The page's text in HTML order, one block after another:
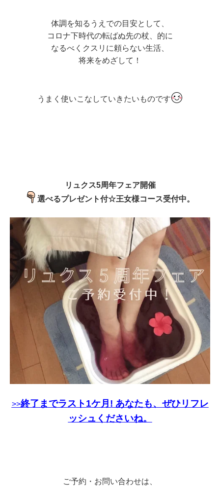
体調を知るうえでの目安として、
コロナ下時代の転ばぬ先の杖、的に
なるべくクスリに頼らない生活、
将来をめざして！
うまく使いこなしていきたいものです
リュクス5周年フェア開催
選べるプレゼント付☆王女様コース受付中。
>>終了までラスト1ケ月! あなたも、ぜひリフレ
ッシュくださいね。
ご予約・お問い合わせは、